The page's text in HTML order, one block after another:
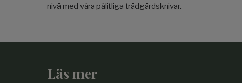
nivå med våra pålitliga trädgårdsknivar.
Läs mer